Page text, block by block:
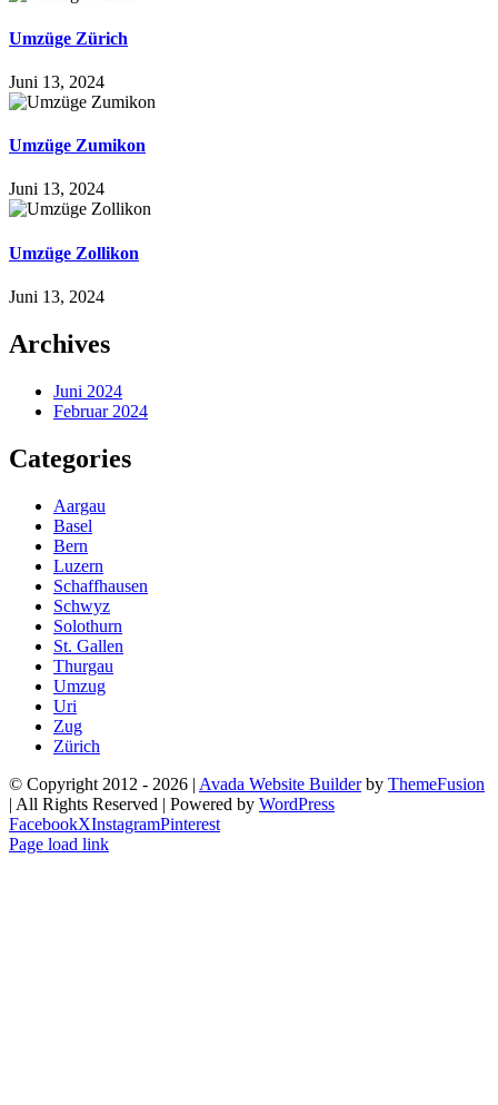
Umzüge Zürich
Juni 13, 2024
Umzüge Zumikon
Juni 13, 2024
Umzüge Zollikon
Juni 13, 2024
Archives
Juni 2024
Februar 2024
Categories
Aargau
Basel
Bern
Luzern
Schaffhausen
Schwyz
Solothurn
St. Gallen
Thurgau
Umzug
Uri
Zug
Zürich
© Copyright 2012 - 2026 | Avada Website Builderby ThemeFusion
| All Rights Reserved | Powered by WordPress
FacebookXInstagramPinterest
Page load link